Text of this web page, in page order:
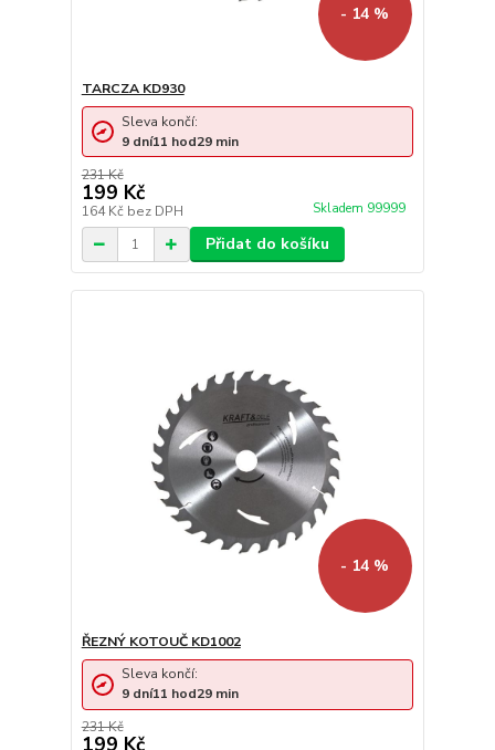
- 14 %
TARCZA KD930
231 Kč
199 Kč
164 Kč bez DPH Skladem 99999
Sleva končí:
9 dní11 hod29 min
Přidat do košíku
- 14 %
ŘEZNÝ KOTOUČ KD1002
231 Kč
Sleva končí:
9 dní11 hod29 min